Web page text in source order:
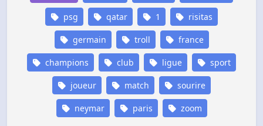
psg qatar 1 risitas
germain troll france
champions club ligue sport
joueur match sourire
neymar paris zoom